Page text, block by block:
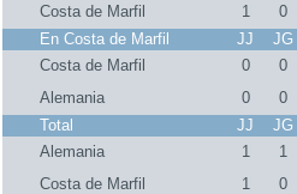
Costa de Marfil
1 0
En Costa de Marfil
JJ JG
Costa de Marfil
0 0
Alemania
0 0
Total
JJ JG
Alemania
1 1
Costa de Marfil
1 0